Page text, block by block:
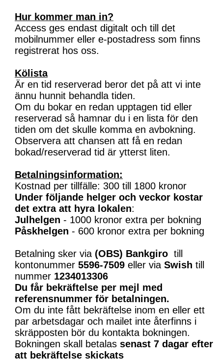
Hur kommer man in?
Access ges endast digitalt och till det
mobilnummer eller e-postadress som finns
registrerat hos oss.
Kölista
Är en tid reserverad beror det på att vi inte
ännu hunnit behandla tiden.
Om du bokar en redan upptagen tid eller
reserverad så hamnar du i en lista för den
tiden om det skulle komma en avbokning.
Observera att chansen att få en redan
bokad/reserverad tid är ytterst liten.
Betalningsinformation:
Kostnad per tillfälle: 300 till 1800 kronor
Under följande helger och veckor kostar
det extra att hyra lokalen:
Julhelgen - 1000 kronor extra per bokning
Påskhelgen - 600 kronor extra per bokning
Betalning sker via (OBS) Bankgiro till
kontonummer 5596-7509 eller via Swish till
nummer 1234013306
Du får bekräftelse per mejl med
referensnummer för betalningen.
Om du inte fått bekräftelse inom en eller ett
par arbetsdagar och mailet inte återfinns i
skräpposten bör du kontakta bokningen.
Bokningen skall betalas senast 7 dagar efter
att bekräftelse skickats